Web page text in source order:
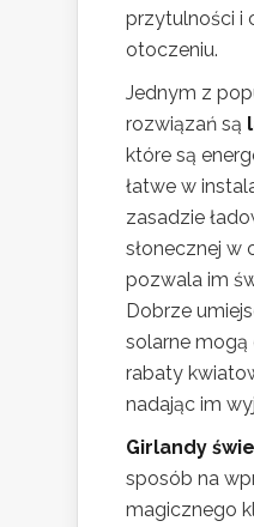
przytulności i
otoczeniu.
Jednym z
rozwiązań są
które są
łatwe w
zasadzie
słonecznej w
pozwala im
Dobrze
solarne mogą
rabaty
nadając im
Girlandy
sposób na
magicznego